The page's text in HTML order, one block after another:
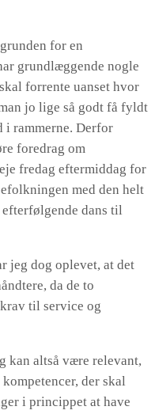
for en
grundlæggende nogle
forrente uanset hvor
jo lige så godt få fyldt
i rammerne. Derfor
foredrag om
fredag eftermiddag for
med den helt
dans til
jeg dog oplevet, at det
da de to
til service og
kan altså være relevant,
der skal
i princippet at have